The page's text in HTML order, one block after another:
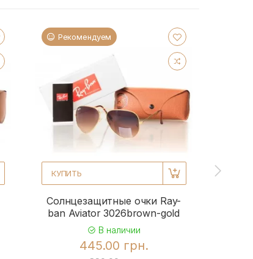
Рекомендуем
КУПИТЬ
Солнцезащитные очки Ray-
ban Aviator 3026brown-gold
В наличии
445.00 грн.